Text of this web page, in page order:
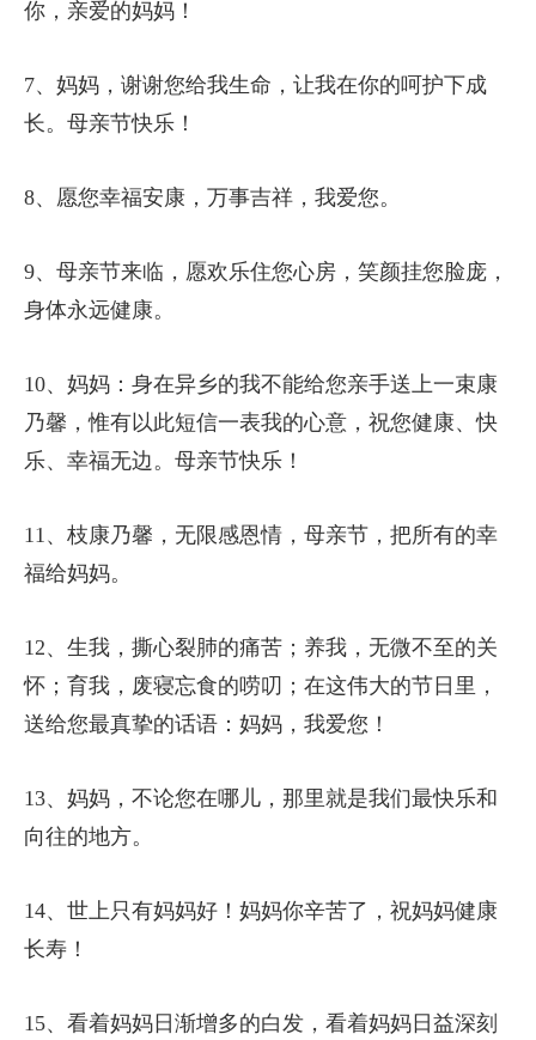
你，亲爱的妈妈！
7、妈妈，谢谢您给我生命，让我在你的呵护下成
长。母亲节快乐！
8、愿您幸福安康，万事吉祥，我爱您。
9、母亲节来临，愿欢乐住您心房，笑颜挂您脸庞，
身体永远健康。
10、妈妈：身在异乡的我不能给您亲手送上一束康
乃馨，惟有以此短信一表我的心意，祝您健康、快
乐、幸福无边。母亲节快乐！
11、枝康乃馨，无限感恩情，母亲节，把所有的幸
福给妈妈。
12、生我，撕心裂肺的痛苦；养我，无微不至的关
怀；育我，废寝忘食的唠叨；在这伟大的节日里，
送给您最真挚的话语：妈妈，我爱您！
13、妈妈，不论您在哪儿，那里就是我们最快乐和
向往的地方。
14、世上只有妈妈好！妈妈你辛苦了，祝妈妈健康
长寿！
15、看着妈妈日渐增多的白发，看着妈妈日益深刻